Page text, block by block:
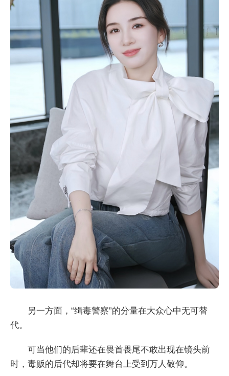
另一方面，“缉毒警察”的分量在大众心中无可替
代。
可当他们的后辈还在畏首畏尾不敢出现在镜头前
时，毒贩的后代却将要在舞台上受到万人敬仰。